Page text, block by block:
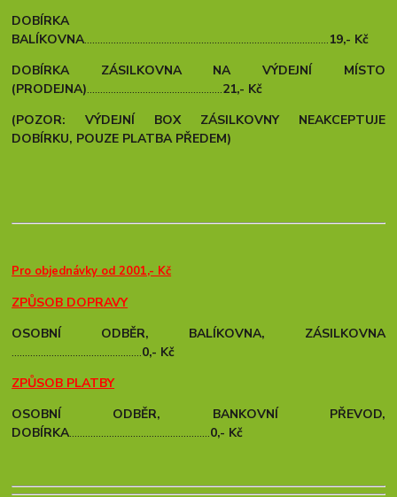
DOBÍRKA
BALÍKOVNA............................................................................................19,- Kč
DOBÍRKA ZÁSILKOVNA NA VÝDEJNÍ MÍSTO
(PRODEJNA)...................................................21,- Kč
(POZOR: VÝDEJNÍ BOX ZÁSILKOVNY NEAKCEPTUJE
DOBÍRKU, POUZE PLATBA PŘEDEM)
Pro objednávky od 2001,- Kč
ZPŮSOB DOPRAVY
OSOBNÍ ODBĚR, BALÍKOVNA, ZÁSILKOVNA
.................................................0,- Kč
ZPŮSOB PLATBY
OSOBNÍ ODBĚR, BANKOVNÍ PŘEVOD,
DOBÍRKA.....................................................0,- Kč